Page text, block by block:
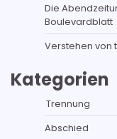
Die
Boulevardblatt
Verstehen von
Kategorien
Trennung
Abschied